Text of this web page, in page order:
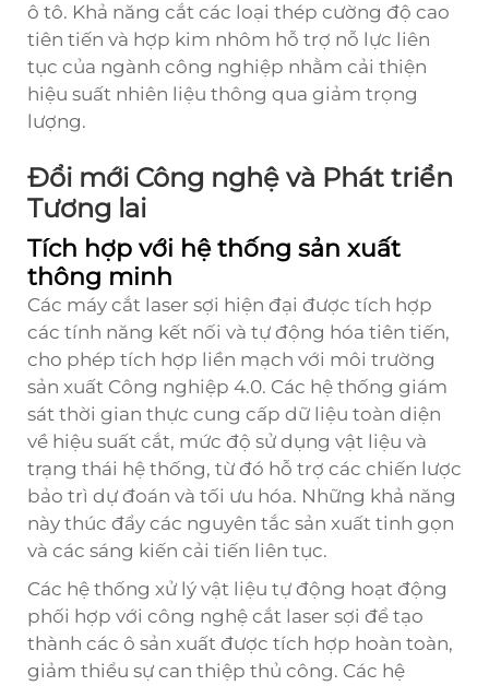
ô tô. Khả năng cắt các loại thép cường độ cao
tiên tiến và hợp kim nhôm hỗ trợ nỗ lực liên
tục của ngành công nghiệp nhằm cải thiện
hiệu suất nhiên liệu thông qua giảm trọng
lượng.
Đổi mới Công nghệ và Phát triển
Tương lai
Tích hợp với hệ thống sản xuất
thông minh
Các máy cắt laser sợi hiện đại được tích hợp
các tính năng kết nối và tự động hóa tiên tiến,
cho phép tích hợp liền mạch với môi trường
sản xuất Công nghiệp 4.0. Các hệ thống giám
sát thời gian thực cung cấp dữ liệu toàn diện
về hiệu suất cắt, mức độ sử dụng vật liệu và
trạng thái hệ thống, từ đó hỗ trợ các chiến lược
bảo trì dự đoán và tối ưu hóa. Những khả năng
này thúc đẩy các nguyên tắc sản xuất tinh gọn
và các sáng kiến cải tiến liên tục.
Các hệ thống xử lý vật liệu tự động hoạt động
phối hợp với công nghệ cắt laser sợi để tạo
thành các ô sản xuất được tích hợp hoàn toàn,
giảm thiểu sự can thiệp thủ công. Các hệ